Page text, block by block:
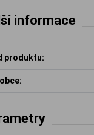
informace
produktu: